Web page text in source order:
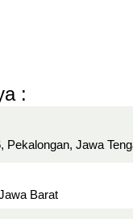
:
Pekalongan, Jawa
Barat